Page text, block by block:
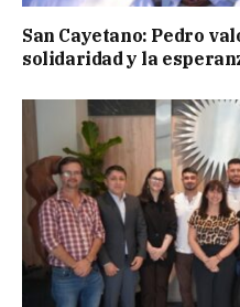
San Cayetano: Pedro
solidaridad y la